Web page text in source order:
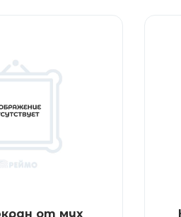
от мух